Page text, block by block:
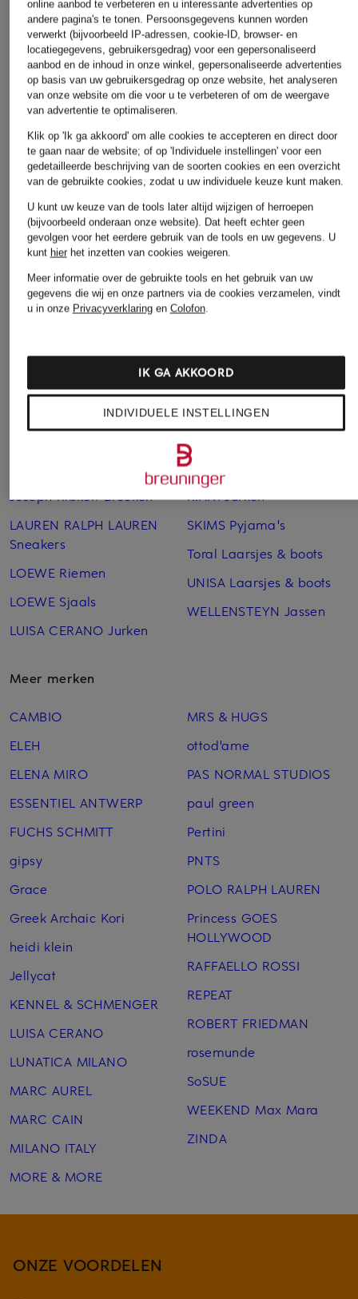
Andere categorieën
Betty Barclay
Gewatteerde jassen
BLONDE No.8 Jassen
BOGNER Jassen
BOGNER Schoenen
Buena Vista Jeans
CAMBIO Broeken
dea kudibal Blouses
GOOD AMERICAN Jeans
ANGELEGENHEIT Blouses
Joseph Ribkoff Broeken
LAUREN RALPH LAUREN
Sneakers
LOEWE Riemen
LOEWE Sjaals
LUISA CERANO Jurken
MAC DAYDREAM Jeans
MARC AUREL Truien &
vesten
MARC CAIN Jeans
me°ru' Jurken
monari Joggingbroeken
monari Kleding
NEO NOIR Bontjassen
oui Mantels
Phase Eight Jurken
POMME D'OR Laarsjes &
boots
RIANI Jurken
SKIMS Pyjama's
Toral Laarsjes & boots
UNISA Laarsjes & boots
WELLENSTEYN Jassen
Meer merken
CAMBIO
ELEH
ELENA MIRO
ESSENTIEL ANTWERP
FUCHS SCHMITT
gipsy
Grace
Greek Archaic Kori
heidi klein
Jellycat
KENNEL & SCHMENGER
LUISA CERANO
LUNATICA MILANO
MARC AUREL
MARC CAIN
MILANO ITALY
MORE & MORE
MRS & HUGS
ottod'ame
PAS NORMAL STUDIOS
paul green
Pertini
PNTS
POLO RALPH LAUREN
Princess GOES
HOLLYWOOD
RAFFAELLO ROSSI
REPEAT
ROBERT FRIEDMAN
rosemunde
SoSUE
WEEKEND Max Mara
ZINDA
ONZE VOORDELEN
online aanbod te verbeteren en u interessante advertenties op
andere pagina's te tonen. Persoonsgegevens kunnen worden
verwerkt (bijvoorbeeld IP-adressen, cookie-ID, browser- en
locatiegegevens, gebruikersgedrag) voor een gepersonaliseerd
aanbod en de inhoud in onze winkel, gepersonaliseerde advertenties
op basis van uw gebruikersgedrag op onze website, het analyseren
van onze website om die voor u te verbeteren of om de weergave
van advertentie te optimaliseren.
Klik op 'Ik ga akkoord' om alle cookies te accepteren en direct door
te gaan naar de website; of op 'Individuele instellingen' voor een
gedetailleerde beschrijving van de soorten cookies en een overzicht
van de gebruikte cookies, zodat u uw individuele keuze kunt maken.
U kunt uw keuze van de tools later altijd wijzigen of herroepen
(bijvoorbeeld onderaan onze website). Dat heeft echter geen
gevolgen voor het eerdere gebruik van de tools en uw gegevens. U
kunt hierhet inzetten van cookies weigeren.
Meer informatie over de gebruikte tools en het gebruik van uw
gegevens die wij en onze partners via de cookies verzamelen, vindt
u in onze Privacyverklaringen Colofon.
INDIVIDUELE INSTELLINGEN
IK GA AKKOORD